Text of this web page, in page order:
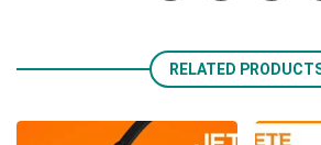
RELATED